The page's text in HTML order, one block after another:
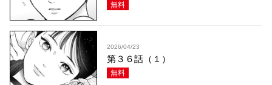
無料
2026/04/23
第３６話（１）
無料